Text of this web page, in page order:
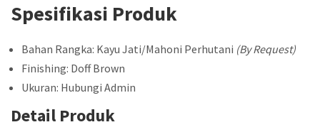
Spesifikasi Produk
Bahan Rangka: Kayu Jati/Mahoni Perhutani (By Request)
Finishing: Doff Brown
Ukuran: Hubungi Admin
Detail Produk